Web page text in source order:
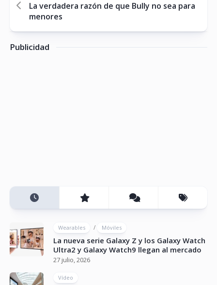
La verdadera razón de que Bully no sea para
menores
Publicidad
Wearables / Móviles
La nueva serie Galaxy Z y los Galaxy Watch
Ultra2 y Galaxy Watch9 llegan al mercado
27 julio, 2026
Vídeo